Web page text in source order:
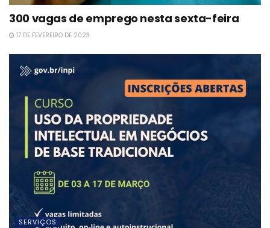
300 vagas de emprego nesta sexta-feira
17 DE FEVEREIRO DE 2023
SERVIÇOS